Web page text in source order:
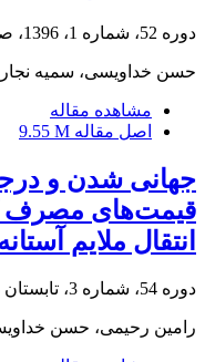
دوره 52، شماره 1، 1396، صفحه
حسن خداویسی، سمیه
مشاهده مقاله
اصل مقاله 9.55 M
جهانی شدن و
قیمت‌های مصرف
انتقال ملایم
دوره 54، شماره 3، تابستان 1398، صفحه
رامین رحیمی، حسن